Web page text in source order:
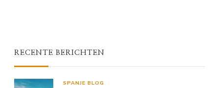
RECENTE BERICHTEN
SPANJE BLOG